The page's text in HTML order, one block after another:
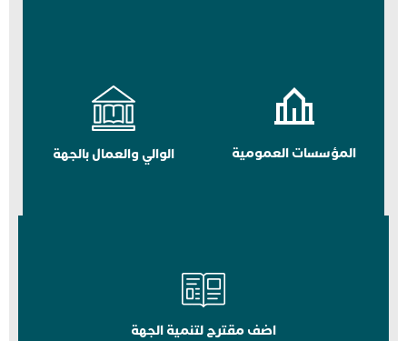
المؤسسات العمومية الوالي والعمال بالجهة
اضف مقترح لتنمية الجهة